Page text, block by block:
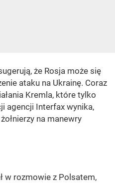
że Rosja może się
ataku na Ukrainę. Coraz
Kremla, które tylko
agencji Interfax wynika,
na manewry
w rozmowie z Polsatem,